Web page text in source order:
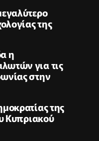
της
η
για τις
στην
της
Κυπριακού